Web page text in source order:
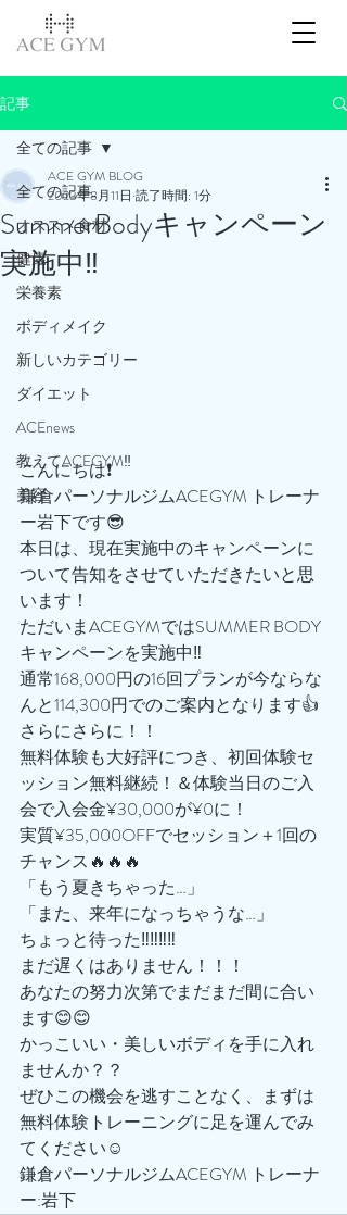
記事
全ての記事
オススメ食材
健康
栄養素
ボディメイク
新しいカテゴリー
ダイエット
ACEnews
教えてACEGYM‼️
美容
全ての記事
SummerBodyキャンペーン
実施中‼️
ACE GYM BLOG
2023年8月11日 読了時間: 1分
こんにちは❗️
鎌倉パーソナルジムACEGYM トレーナ
ー岩下です😎
本日は、現在実施中のキャンペーンに
ついて告知をさせていただきたいと思
います！
ただいまACEGYMではSUMMER BODY
キャンペーンを実施中‼️
通常168,000円の16回プランが今ならな
んと114,300円でのご案内となります👍
さらにさらに！！
無料体験も大好評につき、初回体験セ
ッション無料継続！＆体験当日のご入
会で入会金¥30,000が¥0に！
実質¥35,000OFFでセッション＋1回の
チャンス🔥🔥🔥
「もう夏きちゃった…」
「また、来年になっちゃうな…」
ちょっと待った‼️‼️‼️‼️
まだ遅くはありません！！！
あなたの努力次第でまだまだ間に合い
ます😊😊
かっこいい・美しいボディを手に入れ
ませんか？？
ぜひこの機会を逃すことなく、まずは
無料体験トレーニングに足を運んでみ
てください☺️
鎌倉パーソナルジムACEGYM トレーナ
ー:岩下